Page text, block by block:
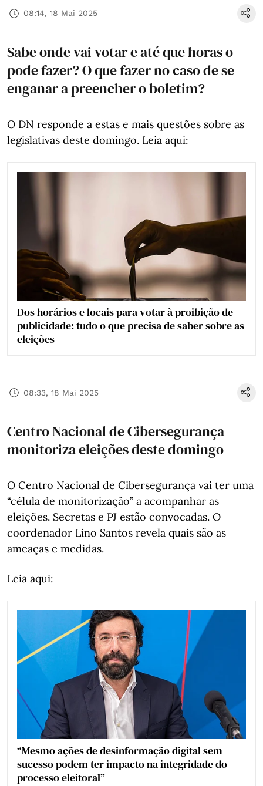
08:14, 18 Mai 2025
Sabe onde vai votar e até que horas o
pode fazer? O que fazer no caso de se
enganar a preencher o boletim?
O DN responde a estas e mais questões sobre as
legislativas deste domingo. Leia aqui:
Dos horários e locais para votar à proibição de
publicidade: tudo o que precisa de saber sobre as
eleições
08:33, 18 Mai 2025
Centro Nacional de Cibersegurança
monitoriza eleições deste domingo
O Centro Nacional de Cibersegurança vai ter uma
“célula de monitorização” a acompanhar as
eleições. Secretas e PJ estão convocadas. O
coordenador Lino Santos revela quais são as
ameaças e medidas.
Leia aqui:
“Mesmo ações de desinformação digital sem
sucesso podem ter impacto na integridade do
processo eleitoral”